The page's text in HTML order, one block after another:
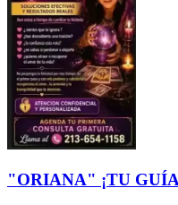
"ORIANA" ¡TU